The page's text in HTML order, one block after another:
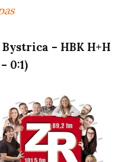
Bystrica – HBK H+H
– 0:1)